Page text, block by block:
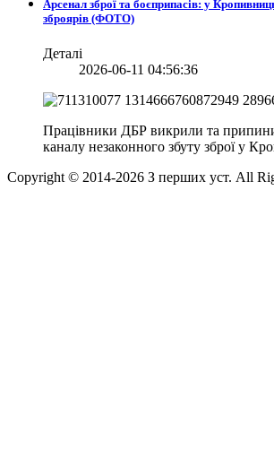
Арсенал зброї та боєприпасів: у
зброярів (ФОТО)
Деталі
2026-06-11 04:56:36
Працівники ДБР викрили та
каналу незаконного збуту зброї у
Copyright © 2014-2026 З перших уст. All